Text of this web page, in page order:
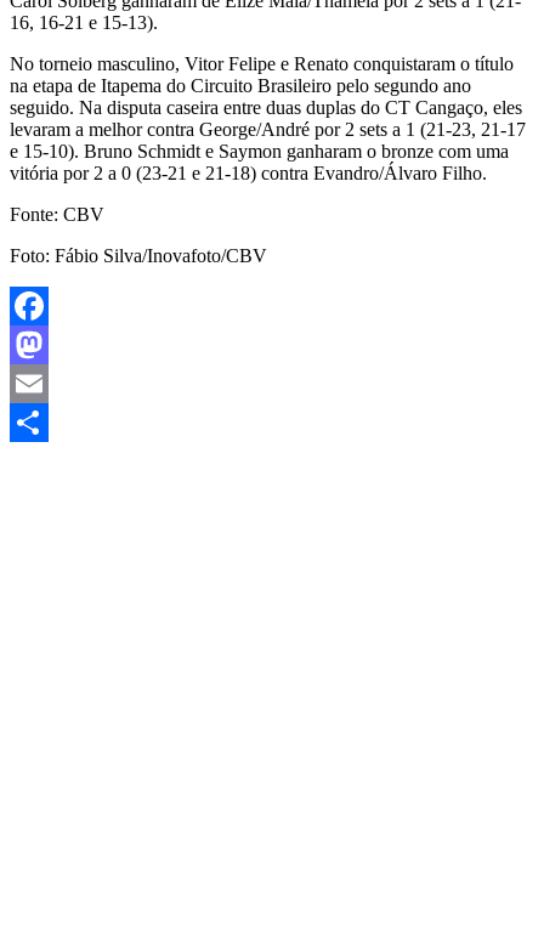
16, 16-21 e 15-13).
No torneio masculino, Vitor Felipe e Renato conquistaram o título
na etapa de Itapema do Circuito Brasileiro pelo segundo ano
seguido. Na disputa caseira entre duas duplas do CT Cangaço, eles
levaram a melhor contra George/André por 2 sets a 1 (21-23, 21-17
e 15-10). Bruno Schmidt e Saymon ganharam o bronze com uma
vitória por 2 a 0 (23-21 e 21-18) contra Evandro/Álvaro Filho.
Fonte: CBV
Foto: Fábio Silva/Inovafoto/CBV
Facebook
Mastodon
Email